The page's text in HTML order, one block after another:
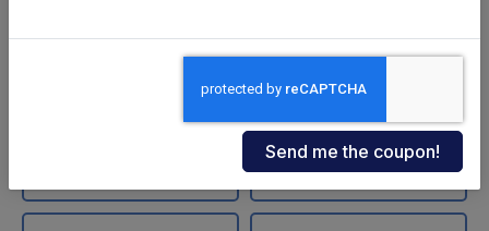
Code: 11711Z
+VAT
Code: 18202L
€ 60,05
Available